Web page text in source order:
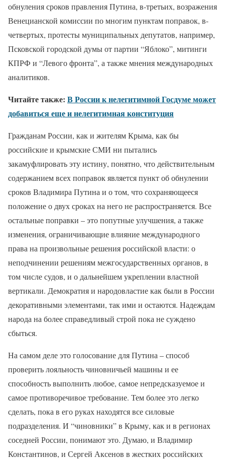
обнуления сроков правления Путина, в-третьих, возражения
Венецианской комиссии по многим пунктам поправок, в-
четвертых, протесты муниципальных депутатов, например,
Псковской городской думы от партии “Яблоко”, митинги
КПРФ и “Левого фронта”, а также мнения международных
аналитиков.
Читайте также: В России к нелегитимной Госдуме может
добавиться еще и нелегитимная конституция
Гражданам России, как и жителям Крыма, как бы
российские и крымские СМИ ни пытались
закамуфлировать эту истину, понятно, что действительным
содержанием всех поправок является пункт об обнулении
сроков Владимира Путина и о том, что сохраняющееся
положение о двух сроках на него не распространяется. Все
остальные поправки – это попутные улучшения, а также
изменения, ограничивающие влияние международного
права на произвольные решения российской власти: о
неподчинении решениям межгосударственных органов, в
том числе судов, и о дальнейшем укреплении властной
вертикали. Демократия и народовластие как были в России
декоративными элементами, так ими и остаются. Надеждам
народа на более справедливый строй пока не суждено
сбыться.
На самом деле это голосование для Путина – способ
проверить лояльность чиновничьей машины и ее
способность выполнить любое, самое непредсказуемое и
самое противоречивое требование. Тем более это легко
сделать, пока в его руках находятся все силовые
подразделения. И “чиновники” в Крыму, как и в регионах
соседней России, понимают это. Думаю, и Владимир
Константинов, и Сергей Аксенов в жестких российских